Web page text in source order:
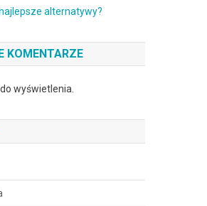
alternatywy?
KOMENTARZE
wyświetlenia.